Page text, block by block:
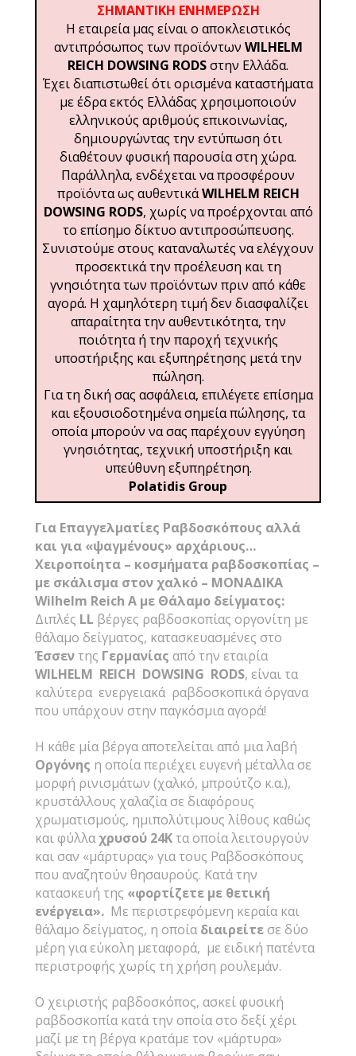
ΣΗΜΑΝΤΙΚΗ ΕΝΗΜΕΡΩΣΗ
Η εταιρεία μας είναι ο αποκλειστικός
αντιπρόσωπος των προϊόντων WILHELM
REICH DOWSING RODSστην Ελλάδα.
Έχει διαπιστωθεί ότι ορισμένα καταστήματα
με έδρα εκτός Ελλάδας χρησιμοποιούν
ελληνικούς αριθμούς επικοινωνίας,
δημιουργώντας την εντύπωση ότι
διαθέτουν φυσική παρουσία στη χώρα.
Παράλληλα, ενδέχεται να προσφέρουν
προϊόντα ως αυθεντικάWILHELM REICH
DOWSING RODS, χωρίς να προέρχονται από
το επίσημο δίκτυο αντιπροσώπευσης.
Συνιστούμε στους καταναλωτές να ελέγχουν
προσεκτικά την προέλευση και τη
γνησιότητα των προϊόντων πριν από κάθε
αγορά. Η χαμηλότερη τιμή δεν διασφαλίζει
απαραίτητα την αυθεντικότητα, την
ποιότητα ή την παροχή τεχνικής
υποστήριξης και εξυπηρέτησης μετά την
πώληση.
Για τη δική σας ασφάλεια, επιλέγετε επίσημα
και εξουσιοδοτημένα σημεία πώλησης, τα
οποία μπορούν να σας παρέχουν εγγύηση
γνησιότητας, τεχνική υποστήριξη και
υπεύθυνη εξυπηρέτηση.
Polatidis Group
Για Επαγγελματίες Ραβδοσκόπους αλλά
και για «ψαγμένους» αρχάριους…
Χειροποίητα – κοσμήματα ραβδοσκοπίας –
με σκάλισμα στον χαλκό – ΜΟΝΑΔΙΚΑ
Wilhelm Reich Α με Θάλαμο δείγματος:
Διπλές LL βέργες ραβδοσκοπίας οργονίτη με
θάλαμο δείγματος, κατασκευασμένες στο
Έσσεντης Γερμανίας από την εταιρία
WILHELM REICH DOWSING RODS, είναι τα
καλύτερα ενεργειακά ραβδοσκοπικά όργανα
που υπάρχουν στην παγκόσμια αγορά!
Η κάθε μία βέργα αποτελείται από μια λαβή
Οργόνης η οποία περιέχει ευγενή μέταλλα σε
μορφή ρινισμάτων (χαλκό, μπρούτζο κ.α.),
κρυστάλλους χαλαζία σε διαφόρους
χρωματισμούς, ημιπολύτιμους λίθους καθώς
και φύλλα χρυσού 24Κτα οποία λειτουργούν
και σαν «μάρτυρας» για τους Ραβδοσκόπους
που αναζητούν θησαυρούς. Κατά την
κατασκευή της «φορτίζετε με θετική
ενέργεια». Με περιστρεφόμενη κεραία και
θάλαμο δείγματος, η οποία διαιρείτεσε δύο
μέρη για εύκολη μεταφορά, με ειδική πατέντα
περιστροφής χωρίς τη χρήση ρουλεμάν.
Ο χειριστής ραβδοσκόπος, ασκεί φυσική
ραβδοσκοπία κατά την οποία στο δεξί χέρι
μαζί με τη βέργα κρατάμε τον «μάρτυρα»